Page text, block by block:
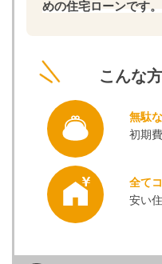
めの住宅ローンです。
こんな
無駄
初期
全て
安い